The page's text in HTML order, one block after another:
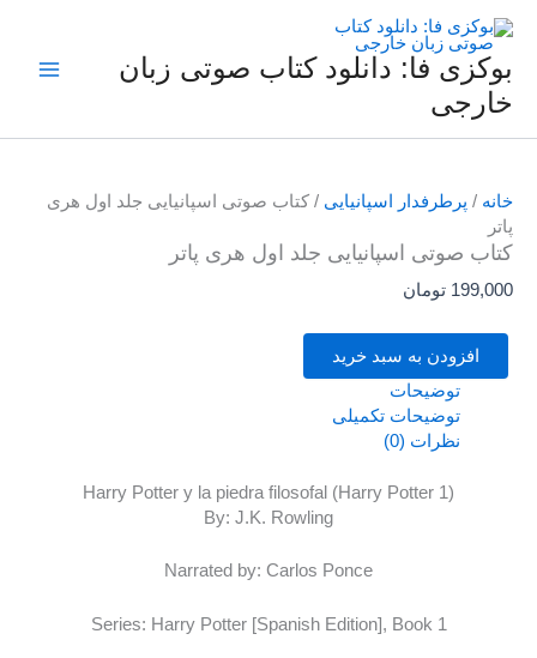
بوکزی فا: دانلود کتاب صوتی زبان
خارجی
خانه / پرطرفدار اسپانیایی / کتاب صوتی اسپانیایی جلد اول هری
پاتر
کتاب صوتی اسپانیایی جلد اول هری پاتر
199,000 تومان
صوتی
اسپانیایی
جلد
اول
افزودن به سبد خرید
توضیحات
توضیحات تکمیلی
نظرات (0)
Harry Potter y la piedra filosofal (Harry Potter 1)
By: J.K. Rowling
Narrated by: Carlos Ponce
Series: Harry Potter [Spanish Edition], Book 1
حراج!
حراج!
اصلی
بود.
159,000 تومان
است.
حراج!
حراج!
اصلی
بود.
159,000 تومان
است.